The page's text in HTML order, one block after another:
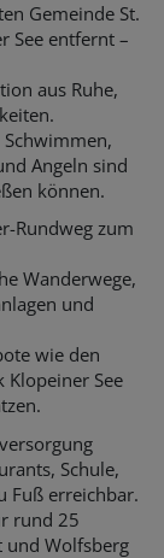
Gemeinde St.
See entfernt –
aus Ruhe,
Angeln sind
können.
Rundweg zum
Wanderwege,
und
wie den
Klopeiner See
Schule,
Fuß erreichbar.
rund 25
und Wolfsberg